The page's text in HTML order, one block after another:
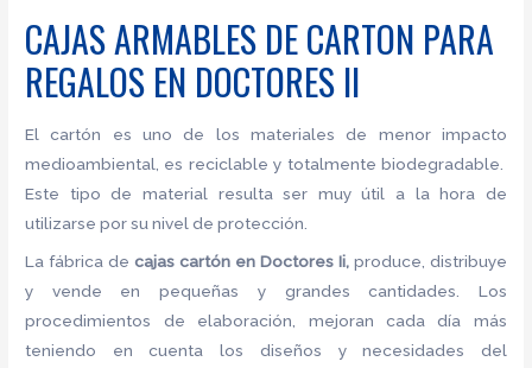
CAJAS ARMABLES DE CARTON PARA
REGALOS EN DOCTORES II
El cartón es uno de los materiales de menor impacto
medioambiental, es reciclable y totalmente biodegradable.
Este tipo de material resulta ser muy útil a la hora de
utilizarse por su nivel de protección.
La fábrica decajas cartón en Doctores Ii,produce, distribuye
y vende en pequeñas y grandes cantidades. Los
procedimientos de elaboración, mejoran cada día más
teniendo en cuenta los diseños y necesidades del